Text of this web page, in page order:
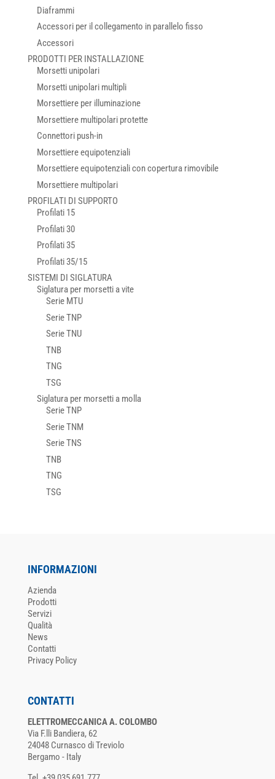
Diaframmi
Accessori per il collegamento in parallelo fisso
Accessori
PRODOTTI PER INSTALLAZIONE
Morsetti unipolari
Morsetti unipolari multipli
Morsettiere per illuminazione
Morsettiere multipolari protette
Connettori push-in
Morsettiere equipotenziali
Morsettiere equipotenziali con copertura rimovibile
Morsettiere multipolari
PROFILATI DI SUPPORTO
Profilati 15
Profilati 30
Profilati 35
Profilati 35/15
SISTEMI DI SIGLATURA
Siglatura per morsetti a vite
Serie MTU
Serie TNP
Serie TNU
TNB
TNG
TSG
Siglatura per morsetti a molla
Serie TNP
Serie TNM
Serie TNS
TNB
TNG
TSG
INFORMAZIONI
Azienda
Prodotti
Servizi
Qualità
News
Contatti
Privacy Policy
CONTATTI
ELETTROMECCANICA A. COLOMBO
Via F.lli Bandiera, 62
24048 Curnasco di Treviolo
Bergamo - Italy